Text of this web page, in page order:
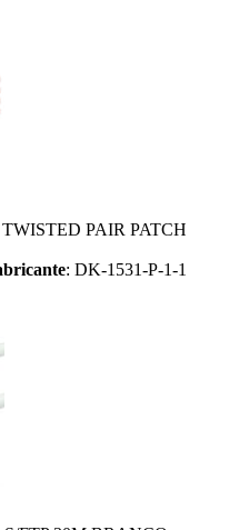
PAIR PATCH
: DK-1531-P-1-1